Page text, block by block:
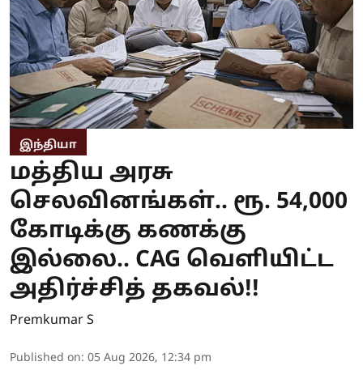
இந்தியா
மத்திய அரசு
செலவினங்கள்.. ரூ. 54,000
கோடிக்கு கணக்கு
இல்லை.. CAG வெளியிட்ட
அதிர்ச்சித் தகவல்!!
Premkumar S
Published on: 05 Aug 2026, 12:34 pm